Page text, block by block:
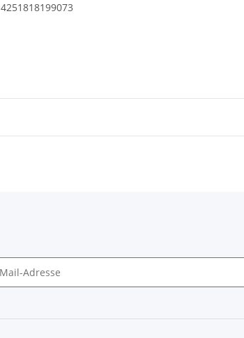
4251818199073